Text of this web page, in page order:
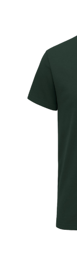
Bluze si hanorace
Bluze si hanorace
Bluze de trening |
Pantaloni
Șepci și căciuli
Simboluri tradiționale
Tricouri cu mesaje de
Tricouri de poveste
Colecții speciale